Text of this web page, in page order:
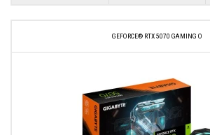
GEFORCE® RTX 5070 GAMING O